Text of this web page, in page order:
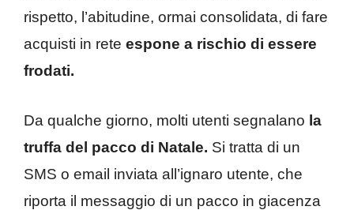
rispetto, l’abitudine, ormai consolidata, di fare
acquisti in rete espone a rischio di essere
frodati.
Da qualche giorno, molti utenti segnalano la
truffa del pacco di Natale. Si tratta di un
SMS o email inviata all’ignaro utente, che
riporta il messaggio di un pacco in giacenza